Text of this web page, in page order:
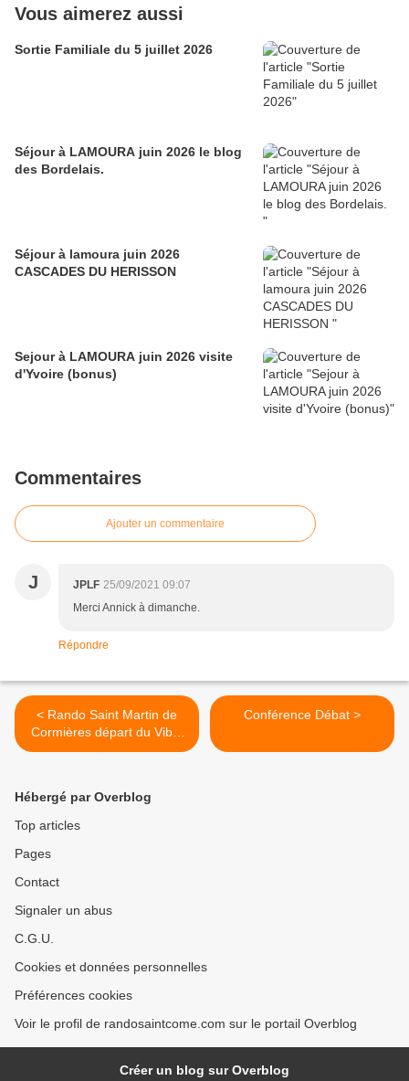
Vous aimerez aussi
Sortie Familiale du 5 juillet 2026
Séjour à LAMOURA juin 2026 le blog
des Bordelais.
Séjour à lamoura juin 2026
CASCADES DU HERISSON
Sejour à LAMOURA juin 2026 visite
d'Yvoire (bonus)
Commentaires
Ajouter un commentaire
J JPLF 25/09/2021 09:07
Merci Annick à dimanche.
Répondre
< Rando Saint Martin de
Cormières départ du Vibal
le 9 septembre 2021
Conférence Débat >
Hébergé par Overblog
Top articles
Pages
Contact
Signaler un abus
C.G.U.
Cookies et données personnelles
Préférences cookies
Voir le profil de randosaintcome.com sur le portail Overblog
Créer un blog sur Overblog